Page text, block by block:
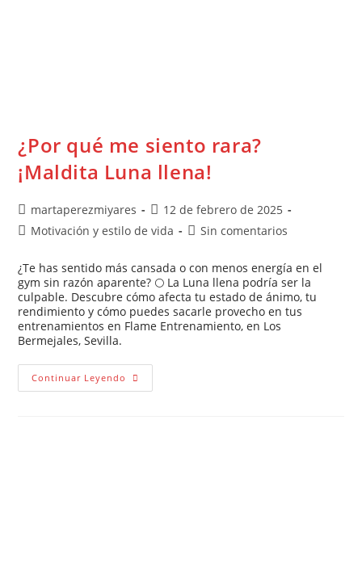
¿Por qué me siento rara?
¡Maldita Luna llena!
martaperezmiyares
12 de febrero de 2025
Motivación y estilo de vida
Sin comentarios
¿Te has sentido más cansada o con menos energía en el
gym sin razón aparente? 🌕 La Luna llena podría ser la
culpable. Descubre cómo afecta tu estado de ánimo, tu
rendimiento y cómo puedes sacarle provecho en tus
entrenamientos en Flame Entrenamiento, en Los
Bermejales, Sevilla.
Continuar Leyendo